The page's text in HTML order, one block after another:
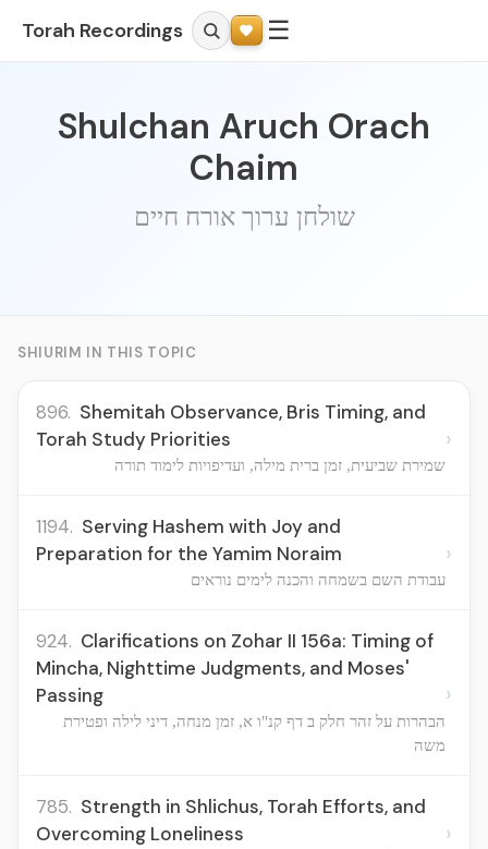
Torah Recordings ☰
Shulchan Aruch Orach
Chaim
שולחן ערוך אורח חיים
SHIURIM IN THIS TOPIC
896. Shemitah Observance, Bris Timing, and
Torah Study Priorities
שמירת שביעית, זמן ברית מילה, ועדיפויות לימוד תורה
›
1194. Serving Hashem with Joy and
Preparation for the Yamim Noraim
עבודת השם בשמחה והכנה לימים נוראים
›
924. Clarifications on Zohar II 156a: Timing of
Mincha, Nighttime Judgments, and Moses'
Passing
הבהרות על זהר חלק ב דף קנ"ו א, זמן מנחה, דיני לילה ופטירת
משה
›
785. Strength in Shlichus, Torah Efforts, and
Overcoming Loneliness
›